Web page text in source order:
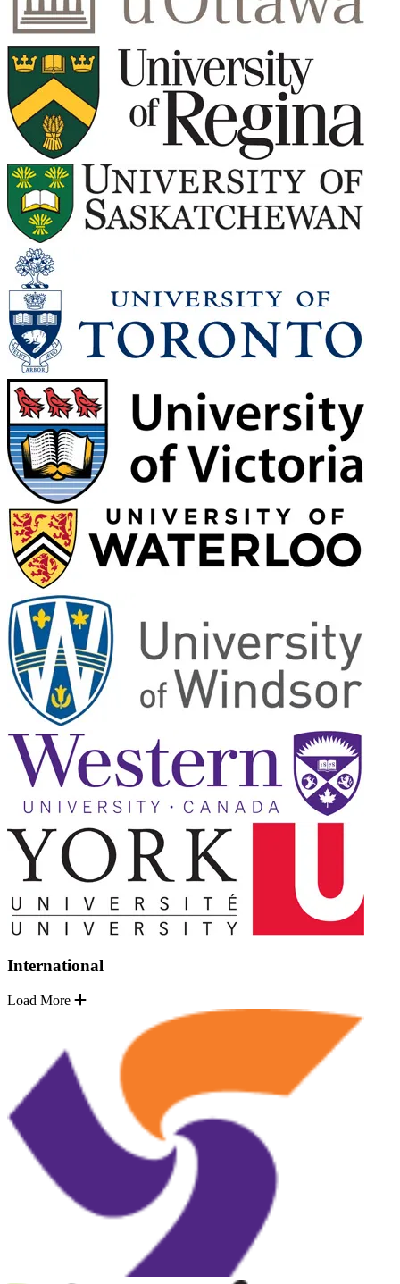
International
Load More